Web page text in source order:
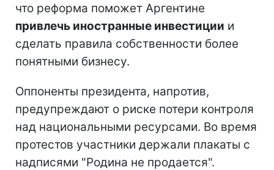
что реформа поможет Аргентине
привлечь иностранные инвестиции и
сделать правила собственности более
понятными бизнесу.
Оппоненты президента, напротив,
предупреждают о риске потери контроля
над национальными ресурсами. Во время
протестов участники держали плакаты с
надписями "Родина не продается".